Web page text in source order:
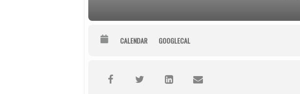
CALENDAR GOOGLECAL